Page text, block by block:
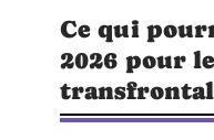
Ce qui
2026 pour